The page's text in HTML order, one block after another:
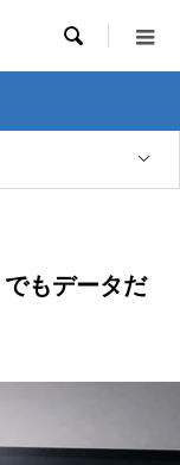

もデータだ